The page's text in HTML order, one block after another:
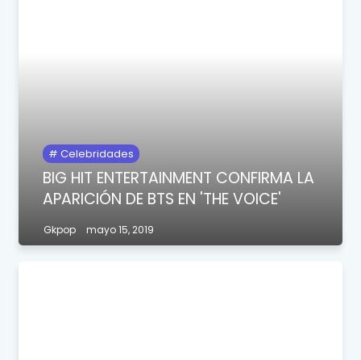
Celebridades
BIG HIT ENTERTAINMENT CONFIRMA LA
APARICIÓN DE BTS EN 'THE VOICE'
Gkpop mayo 15, 2019